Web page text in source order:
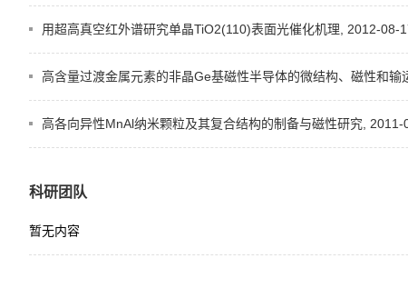
用超高真空红外谱研究单晶TiO2(110)表面光催化机理, 2012-08-
高含量过渡金属元素的非晶Ge基磁性半导体的微结构、磁性和
高各向异性MnAl纳米颗粒及其复合结构的制备与磁性研究,
科研团队
暂无内容